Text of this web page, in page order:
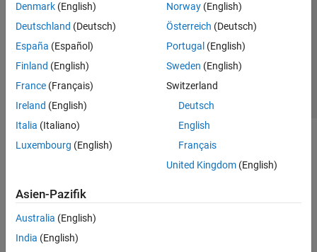
Denmark (English)
Deutschland (Deutsch)
España (Español)
Finland (English)
France (Français)
Ireland (English)
Italia (Italiano)
Luxembourg (English)
Norway(English)
Österreich (Deutsch)
Portugal (English)
Sweden (English)
Switzerland
Deutsch
English
Français
United Kingdom(English)
Asien-Pazifik
Australia (English)
India (English)
Datendiebstahl verhindern
Status von Anwendungen
© 1994-2026 The MathWorks, Inc.
Website auswählen
Deutschland